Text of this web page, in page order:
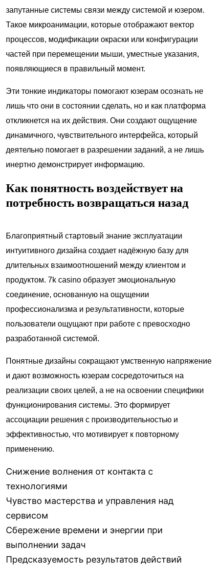
запутанные системы связи между системой и юзером.
Такое микроанимации, которые отображают вектор
процессов, модификации окраски или конфигурации
частей при перемещении мыши, уместные указания,
появляющиеся в правильный момент.
Эти тонкие индикаторы помогают юзерам осознать не
лишь что они в состоянии сделать, но и как платформа
откликнется на их действия. Они создают ощущение
динамичного, чувствительного интерфейса, который
деятельно помогает в разрешении заданий, а не лишь
инертно демонстрирует информацию.
Как понятность воздействует на
потребность возвращаться назад
Благоприятный стартовый знание эксплуатации
интуитивного дизайна создает надёжную базу для
длительных взаимоотношений между клиентом и
продуктом. 7k casino образует эмоциональную
соединение, основанную на ощущении
профессионализма и результативности, которые
пользователи ощущают при работе с превосходно
разработанной системой.
Понятные дизайны сокращают умственную напряжение
и дают возможность юзерам сосредоточиться на
реализации своих целей, а не на освоении специфики
функционирования системы. Это формирует
ассоциации решения с производительностью и
эффективностью, что мотивирует к повторному
применению.
Снижение волнения от контакта с
технологиями
Чувство мастерства и управления над
сервисом
Сбережение времени и энергии при
выполнении задач
Предсказуемость результатов действий